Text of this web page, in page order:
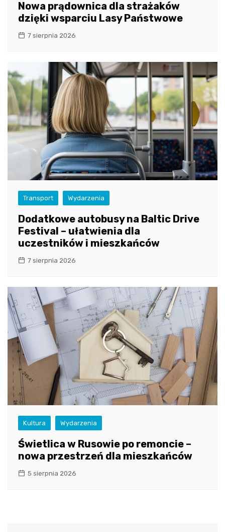
Nowa prądownica dla strażaków
dzięki wsparciu Lasy Państwowe
7 sierpnia 2026
Transport Wydarzenia
Dodatkowe autobusy na Baltic Drive
Festival – ułatwienia dla
uczestników i mieszkańców
7 sierpnia 2026
Kultura Wydarzenia
Świetlica w Rusowie po remoncie –
nowa przestrzeń dla mieszkańców
5 sierpnia 2026